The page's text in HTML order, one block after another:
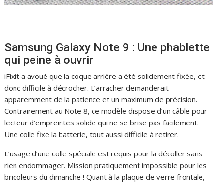
Samsung Galaxy Note 9 : Une phablette
qui peine à ouvrir
iFixit a avoué que la coque arrière a été solidement fixée, et
donc difficile à décrocher. L’arracher demanderait
apparemment de la patience et un maximum de précision.
Contrairement au Note 8, ce modèle dispose d’un câble pour
lecteur d’empreintes solide qui ne se brise pas facilement.
Une colle fixe la batterie, tout aussi difficile à retirer.
L’usage d’une colle spéciale est requis pour la décoller sans
rien endommager. Mission pratiquement impossible pour les
bricoleurs du dimanche ! Quant à la plaque de verre frontale,